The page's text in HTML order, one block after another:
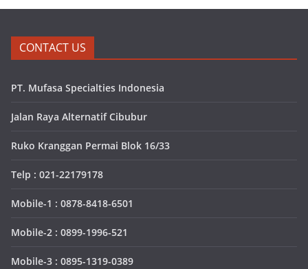
CONTACT US
PT. Mufasa Specialties Indonesia
Jalan Raya Alternatif Cibubur
Ruko Kranggan Permai Blok 16/33
Telp : 021-22179178
Mobile-1 : 0878-8418-6501
Mobile-2 : 0899-1996-521
Mobile-3 : 0895-1319-0389